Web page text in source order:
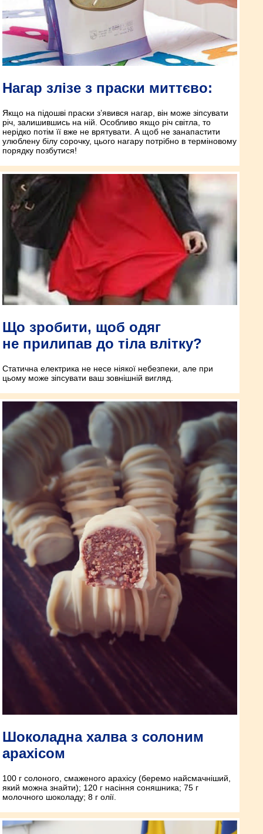
Нагар злізе з праски миттєво:
Якщо на підошві праски з’явився нагар, він може зіпсувати
річ, залишившись на ній. Особливо якщо річ світла, то
нерідко потім її вже не врятувати. А щоб не занапастити
улюблену білу сорочку, цього нагару потрібно в терміновому
порядку позбутися!
Що зробити, щоб одяг
не прилипав до тіла влітку?
Статична електрика не несе ніякої небезпеки, але при
цьому може зіпсувати ваш зовнішній вигляд.
Шоколадна халва з солоним
арахісом
100 г солоного, смаженого арахісу (беремо найсмачніший,
який можна знайти); 120 г насіння соняшника; 75 г
молочного шоколаду; 8 г олії.